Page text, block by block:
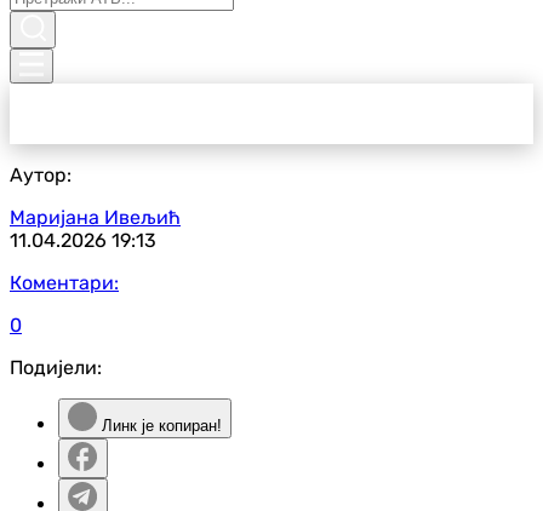
Аутор:
Маријана Ивељић
11.04.2026 19:13
Коментари:
0
Подијели:
Линк је копиран!